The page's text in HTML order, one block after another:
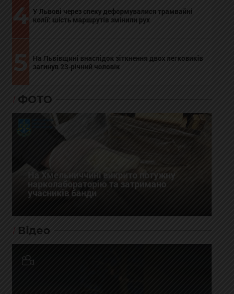
4 У Львові через спеку деформувалися трамвайні
колії: шість маршрутів змінили рух
5
На Львівщині внаслідок зіткнення двох легковиків
загинув 23-річний чоловік
ФОТО
На Хмельниччині викрито потужну
нарколабораторію та затримано
учасників банди
Відео